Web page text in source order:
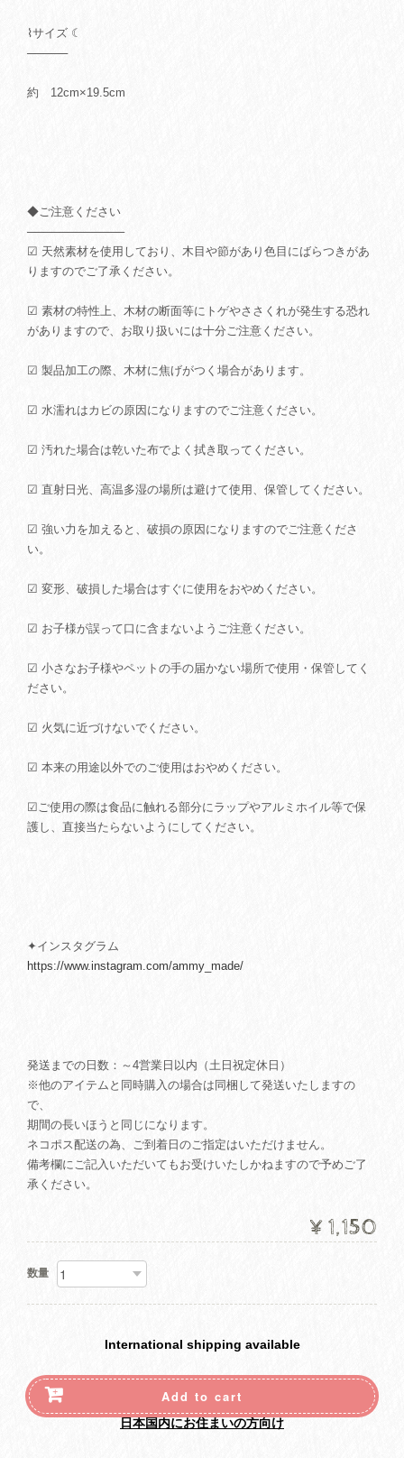
⌇サイズ ☾
─────
約 12cm×19.5cm
◆ご注意ください
────────────
☑ 天然素材を使用しており、木目や節があり色目にばらつきがあ
りますのでご了承ください。
☑ 素材の特性上、木材の断面等にトゲやささくれが発生する恐れ
がありますので、お取り扱いには十分ご注意ください。
☑ 製品加工の際、木材に焦げがつく場合があります。
☑ 水濡れはカビの原因になりますのでご注意ください。
☑ 汚れた場合は乾いた布でよく拭き取ってください。
☑ 直射日光、高温多湿の場所は避けて使用、保管してください。
☑ 強い力を加えると、破損の原因になりますのでご注意くださ
い。
☑ 変形、破損した場合はすぐに使用をおやめください。
☑ お子様が誤って口に含まないようご注意ください。
☑ 小さなお子様やペットの手の届かない場所で使用・保管してく
ださい。
☑ 火気に近づけないでください。
☑ 本来の用途以外でのご使用はおやめください。
☑ご使用の際は食品に触れる部分にラップやアルミホイル等で保
護し、直接当たらないようにしてください。
✦インスタグラム
https://www.instagram.com/ammy_made/
発送までの日数：～4営業日以内（土日祝定休日）
※他のアイテムと同時購入の場合は同梱して発送いたしますの
で、
期間の長いほうと同じになります。
ネコポス配送の為、ご到着日のご指定はいただけません。
備考欄にご記入いただいてもお受けいたしかねますので予めご了
承ください。
¥1,150
数量
International shipping available
Add to cart
日本国内にお住まいの方向け